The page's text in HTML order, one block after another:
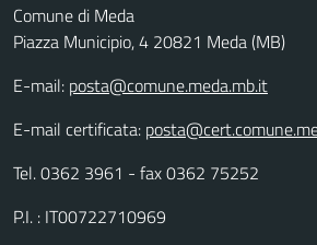
Comune di Meda
Piazza Municipio, 4 20821 Meda (MB)
E-mail: posta@comune.meda.mb.it
E-mail certificata:
Tel. 0362 3961 - fax 0362 75252
P.I. : IT00722710969